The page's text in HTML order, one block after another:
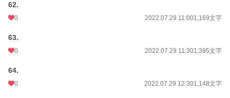
62.
0 2022.07.29 11:001,169文字
63.
0 2022.07.29 11:301,395文字
64.
0 2022.07.29 12:301,148文字